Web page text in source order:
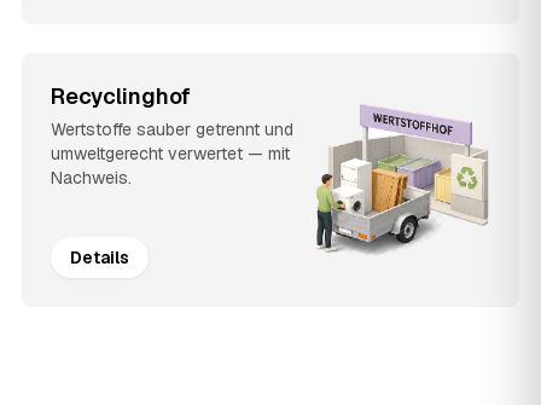
Recyclinghof
Wertstoffe sauber getrennt und
umweltgerecht verwertet — mit
Nachweis.
Details